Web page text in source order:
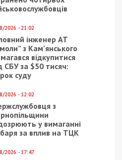
1/07/2020 - 15:00
Голливуд покажет
фильм режиссера из